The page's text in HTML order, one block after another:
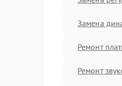
Замена
Ремонт
Ремонт